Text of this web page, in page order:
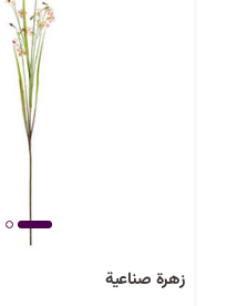
زهرة صناعية